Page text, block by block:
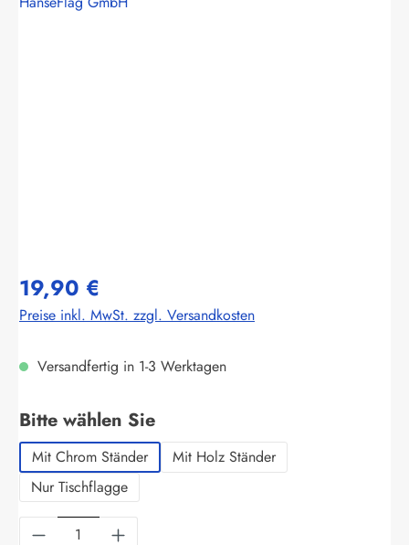
19,90 €
Preise inkl. MwSt. zzgl. Versandkosten
Versandfertig in 1-3 Werktagen
Bitte wählen Sieauswählen
Mit Chrom Ständer
Mit Holz Ständer
Nur Tischflagge
Produkt Anzahl: Gib den gewünschten